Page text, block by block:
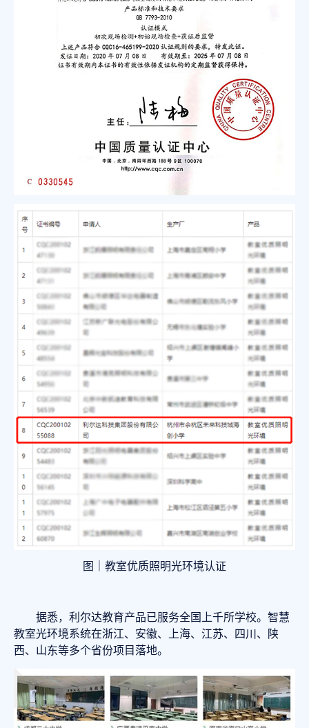
图｜教室优质照明光环境认证
据悉，利尔达教育产品已服务全国上千所学校。智慧
教室光环境系统在浙江、安徽、上海、江苏、四川、陕
西、山东等多个省份项目落地。